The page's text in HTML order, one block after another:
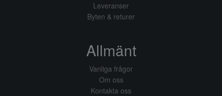
Leveranser
Byten & returer
Allmänt
Vanliga frågor
Om oss
Kontakta oss